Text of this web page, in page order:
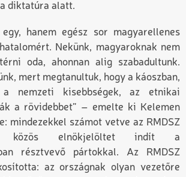
diktatúra alatt.
hanem egész sor magyarellenes
Nekünk, magyaroknak nem
oda, ahonnan alig szabadultunk.
mert megtanultuk, hogy a káoszban,
nemzeti kisebbségek, az etnikai
a rövidebbet” – emelte ki Kelemen
mindezekkel számot vetve az RMDSZ
közös elnökjelöltet indít a
résztvevő pártokkal. Az RMDSZ
az országnak olyan vezetőre